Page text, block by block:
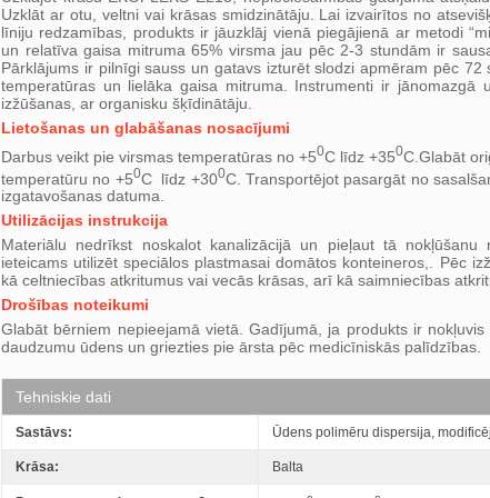
Uzklāt ar otu, veltni vai krāsas smidzinātāju. Lai izvairītos no
līniju redzamības, produkts ir jāuzklāj vienā piegājienā ar metodi
un relatīva gaisa mitruma 65% virsma jau pēc 2-3 stundām ir
Pārklājums ir pilnīgi sauss un gatavs izturēt slodzi apmēram pēc
temperatūras un lielāka gaisa mitruma. Instrumenti ir jānomazgā
izžūšanas, ar organisku šķīdinātāju.
Lietošanas un glabāšanas nosacījumi
Darbus veikt pie virsmas temperatūras no +50С līdz +350С.Glabāt
temperatūru no +50С līdz +300С. Transportējot pasargāt no
izgatavošanas datuma.
Utilizācijas instrukcija
Materiālu nedrīkst noskalot kanalizācijā un pieļaut tā nokļūšanu
ieteicams utilizēt speciālos plastmasai domātos konteineros,. Pēc
kā celtniecības atkritumus vai vecās krāsas, arī kā saimniecības
Drošības noteikumi
Glabāt bērniem nepieejamā vietā. Gadījumā, ja produkts ir
daudzumu ūdens un griezties pie ārsta pēc medicīniskās palīdzības.
Tehniskie dati
Sastāvs: Ūdens polimēru dispersija,
Krāsa: Balta